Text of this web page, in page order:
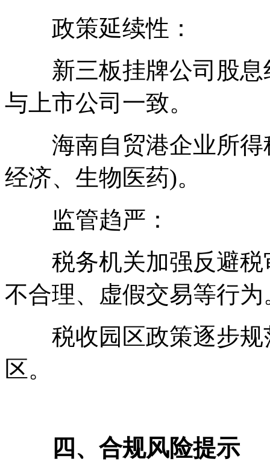
政策延续性：
新三板挂牌公司股息
与上市公司一致。
海南自贸港企业所得
经济、生物医药)。
监管趋严：
税务机关加强反避税
不合理、虚假交易等行为
税收园区政策逐步规
区。
四、合规风险提示